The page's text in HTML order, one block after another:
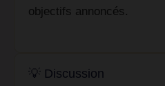
objectifs annoncés.
💡 Discussion